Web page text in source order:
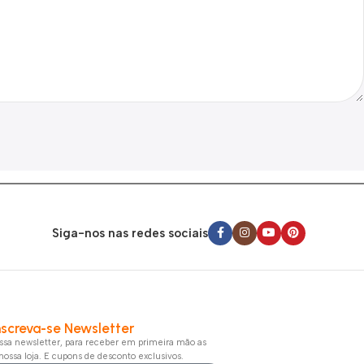
Siga-nos nas redes sociais
se Newsletter
newsletter, para receber em primeira mão as
loja. E cupons de desconto exclusivos.